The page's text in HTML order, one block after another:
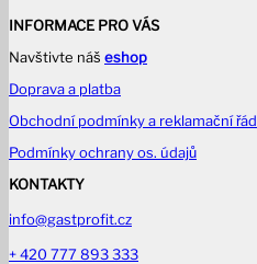
INFORMACE PRO VÁS
Navštivte náš eshop
Doprava a platba
Obchodní podmínky a reklamační řád
Podmínky ochrany os. údajů
KONTAKTY
info@gastprofit.cz
+ 420 777 893 333